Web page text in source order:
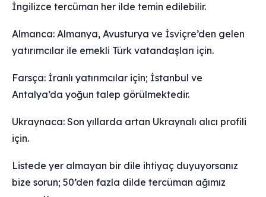
İngilizce tercüman her ilde temin edilebilir.
Almanca: Almanya, Avusturya ve İsviçre’den gelen
yatırımcılar ile emekli Türk vatandaşları için.
Farsça: İranlı yatırımcılar için; İstanbul ve
Antalya’da yoğun talep görülmektedir.
Ukraynaca: Son yıllarda artan Ukraynalı alıcı profili
için.
Listede yer almayan bir dile ihtiyaç duyuyorsanız
bize sorun; 50’den fazla dilde tercüman ağımız